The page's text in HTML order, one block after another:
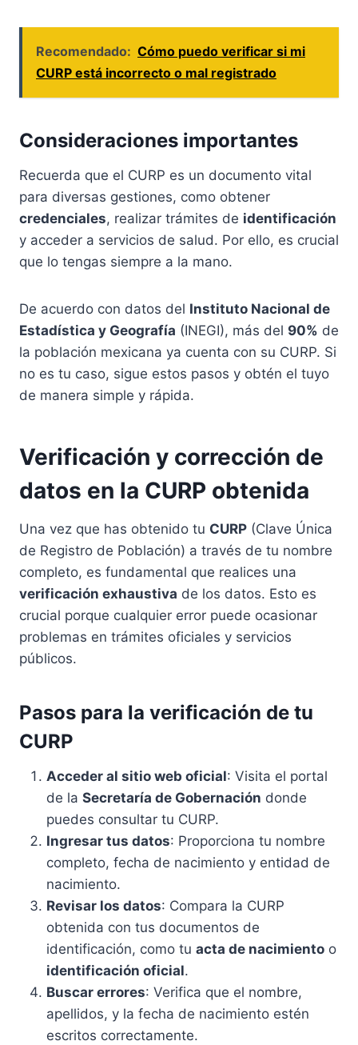
Recomendado: Cómo puedo verificar si mi
CURP está incorrecto o mal registrado
Consideraciones importantes
Recuerda que el CURP es un documento vital
para diversas gestiones, como obtener
credenciales, realizar trámites de identificación
y acceder a servicios de salud. Por ello, es crucial
que lo tengas siempre a la mano.
De acuerdo con datos del Instituto Nacional de
Estadística y Geografía (INEGI), más del 90% de
la población mexicana ya cuenta con su CURP. Si
no es tu caso, sigue estos pasos y obtén el tuyo
de manera simple y rápida.
Verificación y corrección de
datos en la CURP obtenida
Una vez que has obtenido tu CURP (Clave Única
de Registro de Población) a través de tu nombre
completo, es fundamental que realices una
verificación exhaustiva de los datos. Esto es
crucial porque cualquier error puede ocasionar
problemas en trámites oficiales y servicios
públicos.
Pasos para la verificación de tu
CURP
Acceder al sitio web oficial: Visita el portal
de la Secretaría de Gobernación donde
puedes consultar tu CURP.
Ingresar tus datos: Proporciona tu nombre
completo, fecha de nacimiento y entidad de
nacimiento.
Revisar los datos: Compara la CURP
obtenida con tus documentos de
identificación, como tu acta de nacimiento o
identificación oficial.
Buscar errores: Verifica que el nombre,
apellidos, y la fecha de nacimiento estén
escritos correctamente.